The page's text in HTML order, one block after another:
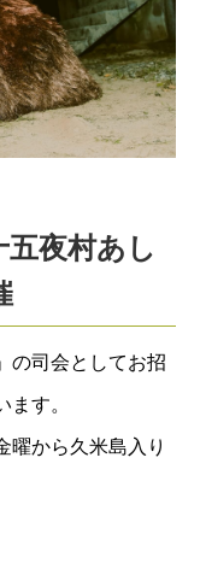
五夜村あし
の司会としてお招
す。
曜から久米島入り